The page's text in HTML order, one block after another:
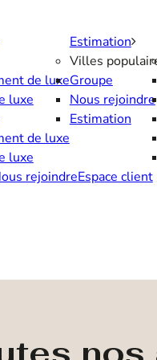
de luxe
luxe
de luxe
luxe
Estimation
Villes
Groupe
Nous rejoindre
Estimation
rejoindreEspace client